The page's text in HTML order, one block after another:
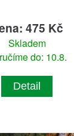
475 Kč
Skladem
do: 10.8.
Detail